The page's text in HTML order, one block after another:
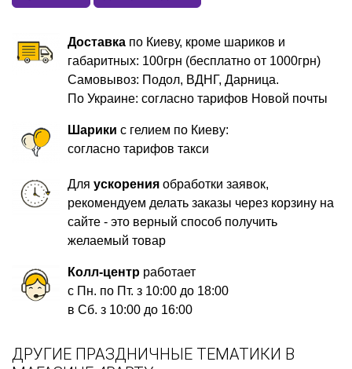
Доставка по Киеву, кроме шариков и
габаритных: 100грн (бесплатно от 1000грн)
Самовывоз: Подол, ВДНГ, Дарница.
По Украине: согласно тарифов Новой почты
Шарики с гелием по Киеву:
согласно тарифов такси
Дляускорения обработки заявок,
рекомендуем делать заказы через корзину на
сайте - это верный способ получить
желаемый товар
Колл-центр работает
с Пн. по Пт. з 10:00 до 18:00
в Сб. з 10:00 до 16:00
ДРУГИЕ ПРАЗДНИЧНЫЕ ТЕМАТИКИ В